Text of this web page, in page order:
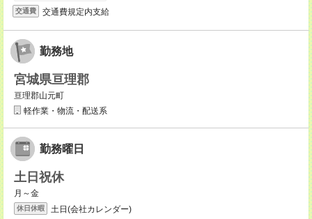
交通費 交通費規定内支給
勤務地
宮城県亘理郡
亘理郡山元町
軽作業・物流・配送系
勤務曜日
土日祝休
月～金
休日休暇 土日(会社カレンダー)